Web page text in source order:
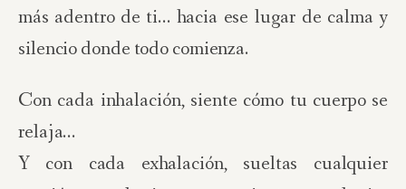
más adentro de ti… hacia ese lugar de calma y
silencio donde todo comienza.
Con cada inhalación, siente cómo tu cuerpo se
relaja…
Y con cada exhalación, sueltas cualquier